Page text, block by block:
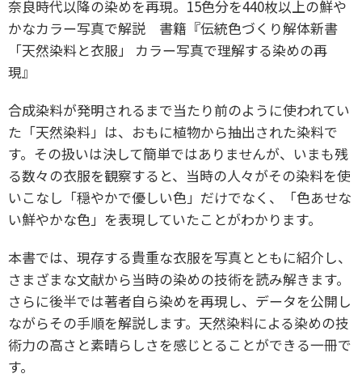
奈良時代以降の染めを再現。15色分を440枚以上の鮮や
かなカラー写真で解説 書籍『伝統色づくり解体新書
「天然染料と衣服」 カラー写真で理解する染めの再
現』
合成染料が発明されるまで当たり前のように使われてい
た「天然染料」は、おもに植物から抽出された染料で
す。その扱いは決して簡単ではありませんが、いまも残
る数々の衣服を観察すると、当時の人々がその染料を使
いこなし「穏やかで優しい色」だけでなく、「色あせな
い鮮やかな色」を表現していたことがわかります。
本書では、現存する貴重な衣服を写真とともに紹介し、
さまざまな文献から当時の染めの技術を読み解きます。
さらに後半では著者自ら染めを再現し、データを公開し
ながらその手順を解説します。天然染料による染めの技
術力の高さと素晴らしさを感じとることができる一冊で
す。